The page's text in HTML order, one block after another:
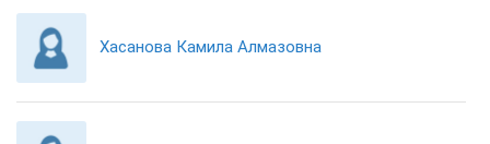
Хасанова Камила Алмазовна